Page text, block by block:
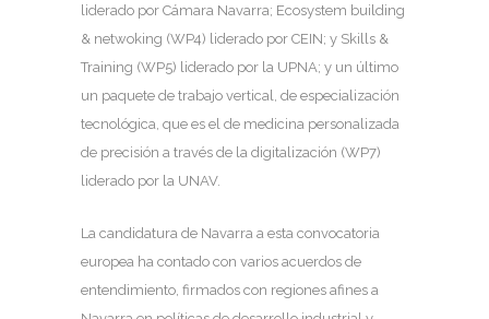
liderado por Cámara Navarra; Ecosystem building
& netwoking (WP4) liderado por CEIN; y Skills &
Training (WP5) liderado por la UPNA; y un último
un paquete de trabajo vertical, de especialización
tecnológica, que es el de medicina personalizada
de precisión a través de la digitalización (WP7)
liderado por la UNAV.
La candidatura de Navarra a esta convocatoria
europea ha contado con varios acuerdos de
entendimiento, firmados con regiones afines a